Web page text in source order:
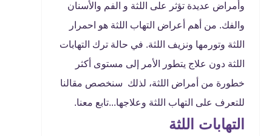
وأمراض عديدة تؤثر على اللثة و الفم والأسنان
والفك. من أهم أعراض التهاب اللثة هو احمرار
اللثة وتورمها ونزيف اللثة. في حالة ترك التهابات
اللثة دون علاج يتطور الأمر إلى مستوى أكثر
خطورة من أمراض اللثة، لذلك سنخصص مقالنا
للتعرف على التهاب اللثة وعلاجها...تابع معنا.
التهابات اللثة